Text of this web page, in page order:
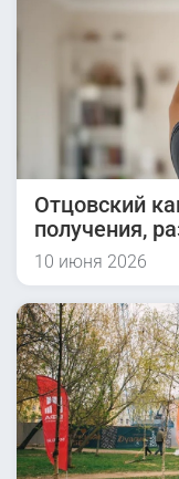
Отцовский
получения,
инициатива
10 июня 2026